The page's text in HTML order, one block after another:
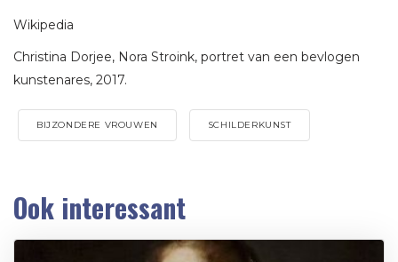
Wikipedia
Christina Dorjee, Nora Stroink, portret van een bevlogen
kunstenares, 2017.
BIJZONDERE VROUWEN SCHILDERKUNST
Ook interessant